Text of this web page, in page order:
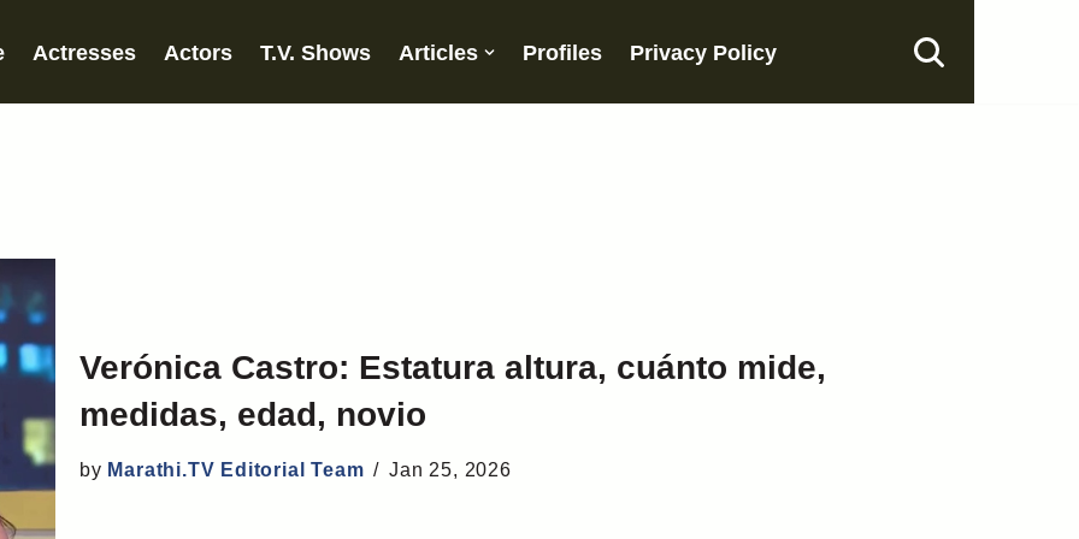
Actresses Actors T.V. Shows Articles Profiles Privacy Policy
Verónica Castro: Estatura altura, cuánto mide,
medidas, edad, novio
by Marathi.TV Editorial Team Jan 25, 2026